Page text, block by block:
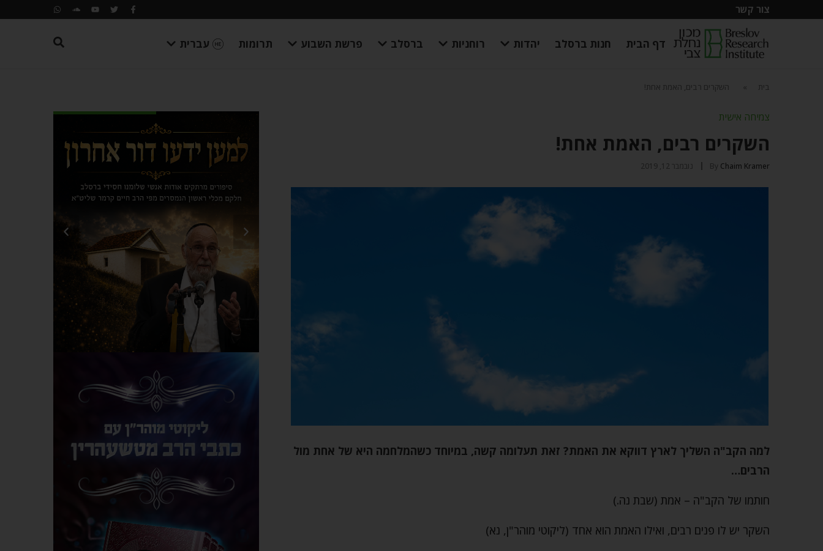
צור קשר
דף הבית חנות ברסלב יהדות רוחניות ברסלב פרשת השבוע תרומות עברית
בית השקרים רבים, האמת אחת!
צמיחה אישית
השקרים רבים, האמת אחת!
By Chaim Kramer נובמבר 12, 2019
למה הקב"ה השליך לארץ דווקא את האמת? זאת תעלומה קשה, במיוחד כשהמלחמה היא של אחת מול
הרבים…
חותמו של הקב"ה – אמת (שבת נה.)
השקר יש לו פנים רבים, ואילו האמת הוא אחד (ליקוטי מוהר"ן, נא)